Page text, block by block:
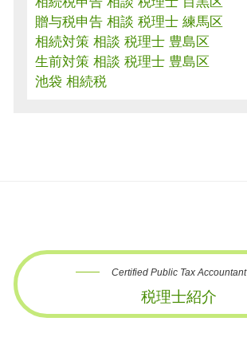
贈与税申告 相談 税理士 練馬区
相続対策 相談 税理士 豊島区
生前対策 相談 税理士 豊島区
池袋 相続税
Certified Public Tax Accountant
税理士紹介